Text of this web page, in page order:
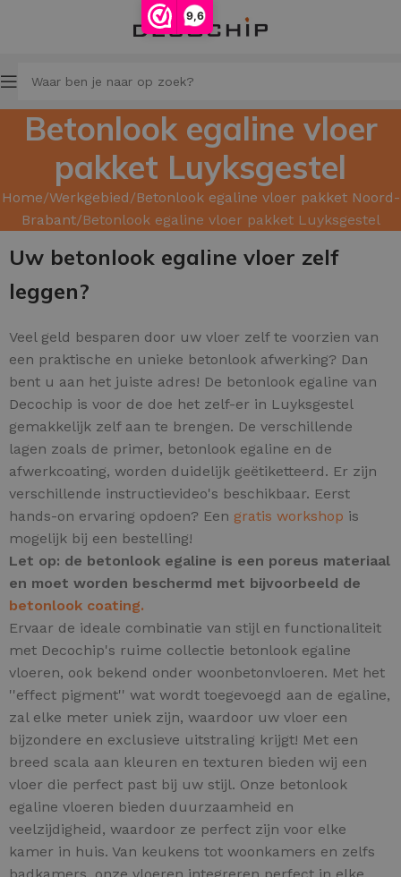
9,6
Betonlook egaline vloer
pakket Luyksgestel
Home Werkgebied Betonlook egaline vloer pakket Noord-
Brabant Betonlook egaline vloer pakket Luyksgestel
Uw betonlook egaline vloer zelf
leggen?
Veel geld besparen door uw vloer zelf te voorzien van
een praktische en unieke betonlook afwerking? Dan
bent u aan het juiste adres! De betonlook egaline van
Decochip is voor de doe het zelf-er in Luyksgestel
gemakkelijk zelf aan te brengen. De verschillende
lagen zoals de primer, betonlook egaline en de
afwerkcoating, worden duidelijk geëtiketteerd. Er zijn
verschillende instructievideo's beschikbaar. Eerst
hands-on ervaring opdoen? Een gratis workshop is
mogelijk bij een bestelling!
Let op: de betonlook egaline is een poreus materiaal
en moet worden beschermd met bijvoorbeeld de
betonlook coating.
Ervaar de ideale combinatie van stijl en functionaliteit
met Decochip's ruime collectie betonlook egaline
vloeren, ook bekend onder woonbetonvloeren. Met het
''effect pigment'' wat wordt toegevoegd aan de egaline,
zal elke meter uniek zijn, waardoor uw vloer een
bijzondere en exclusieve uitstraling krijgt! Met een
breed scala aan kleuren en texturen bieden wij een
vloer die perfect past bij uw stijl. Onze betonlook
egaline vloeren bieden duurzaamheid en
veelzijdigheid, waardoor ze perfect zijn voor elke
kamer in huis. Van keukens tot woonkamers en zelfs